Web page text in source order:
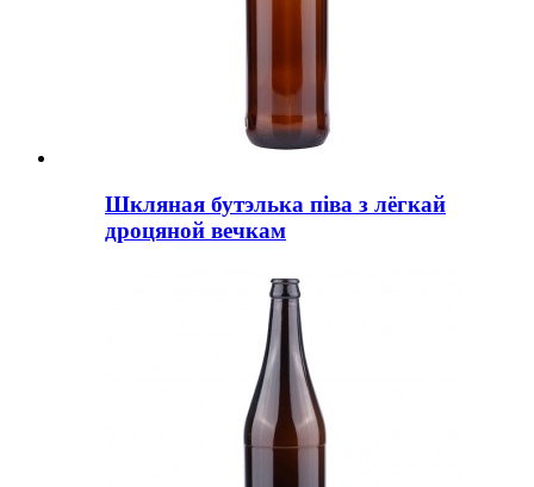
Шкляная бутэлька піва з лёгкай
дроцяной вечкам